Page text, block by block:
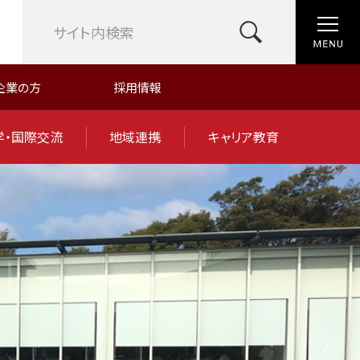
業の方 採用情報
国際交流 地域連携 キャリア教育